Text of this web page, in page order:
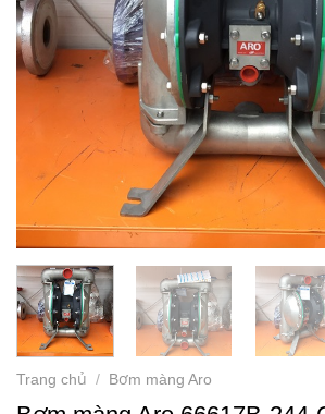
Trang chủ / Bơm màng Aro